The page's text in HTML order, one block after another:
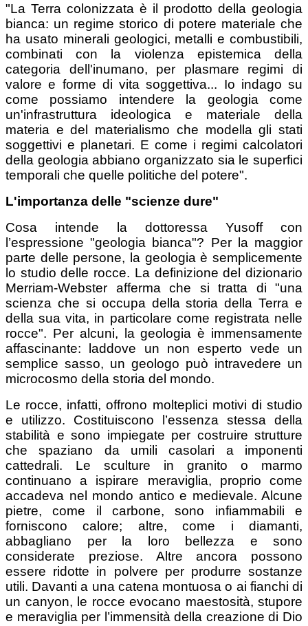
"La Terra colonizzata è il prodotto della geologia
bianca: un regime storico di potere materiale che
ha usato minerali geologici, metalli e combustibili,
combinati con la violenza epistemica della
categoria dell'inumano, per plasmare regimi di
valore e forme di vita soggettiva... Io indago su
come possiamo intendere la geologia come
un'infrastruttura ideologica e materiale della
materia e del materialismo che modella gli stati
soggettivi e planetari. E come i regimi calcolatori
della geologia abbiano organizzato sia le superfici
temporali che quelle politiche del potere".
L'importanza delle "scienze dure"
Cosa intende la dottoressa Yusoff con
l’espressione "geologia bianca"? Per la maggior
parte delle persone, la geologia è semplicemente
lo studio delle rocce. La definizione del dizionario
Merriam-Webster afferma che si tratta di "una
scienza che si occupa della storia della Terra e
della sua vita, in particolare come registrata nelle
rocce". Per alcuni, la geologia è immensamente
affascinante: laddove un non esperto vede un
semplice sasso, un geologo può intravedere un
microcosmo della storia del mondo.
Le rocce, infatti, offrono molteplici motivi di studio
e utilizzo. Costituiscono l’essenza stessa della
stabilità e sono impiegate per costruire strutture
che spaziano da umili casolari a imponenti
cattedrali. Le sculture in granito o marmo
continuano a ispirare meraviglia, proprio come
accadeva nel mondo antico e medievale. Alcune
pietre, come il carbone, sono infiammabili e
forniscono calore; altre, come i diamanti,
abbagliano per la loro bellezza e sono
considerate preziose. Altre ancora possono
essere ridotte in polvere per produrre sostanze
utili. Davanti a una catena montuosa o ai fianchi di
un canyon, le rocce evocano maestosità, stupore
e meraviglia per l’immensità della creazione di Dio